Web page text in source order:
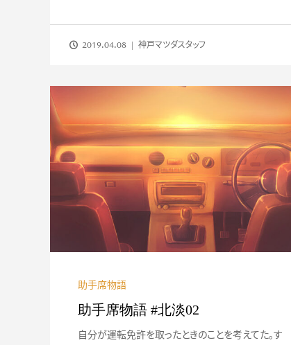
2019.04.08 神戸マツダスタッフ
助手席物語
助手席物語 #北淡02
自分が運転免許を取ったときのことを考えてた。す